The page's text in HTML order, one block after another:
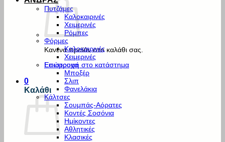
Κανένα προϊόν στο καλάθι σας.
Επιστροφή στο κατάστημα
0
Καλάθι
Πυτζάμες
Καλοκαιρινές
Χειμερινές
Ρόμπες
Φόρμες
Καλοκαιρινές
Χειμερινές
Εσώρουχα
Μποξέρ
Σλιπ
Φανελάκια
Κάλτσες
Σουμπάς-Αόρατες
Κοντές Σοσόνια
Ημίκοντες
Αθλητικές
Κλασικές